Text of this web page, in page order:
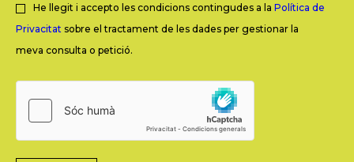
He llegit i accepto les condicions contingudes a la Política de
Privacitat sobre el tractament de les dades per gestionar la
meva consulta o petició.